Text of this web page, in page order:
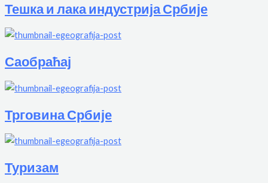
Тешка и лака индустрија Србије
Саобраћај
Трговина Србије
Туризам